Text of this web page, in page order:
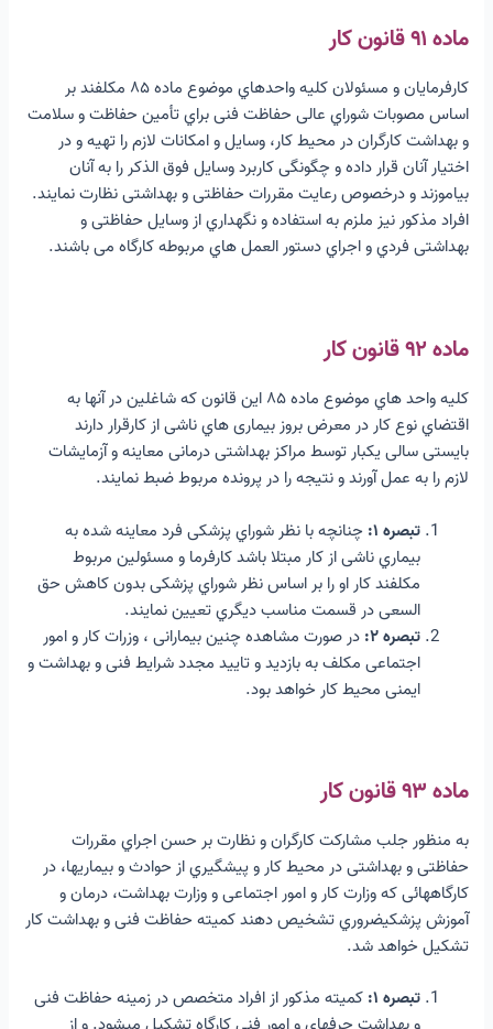
ماده ۹۱ قانون کار
کارفرمایان و مسئولان کلیه واحدهاي موضوع ماده ۸۵ مکلفند بر
اساس مصوبات شوراي عالی حفاظت فنی براي تأمین حفاظت و سلامت
و بهداشت کارگران در محیط کار، وسایل و امکانات لازم را تهیه و در
اختیار آنان قرار داده و چگونگی کاربرد وسایل فوق الذکر را به آنان
بیاموزند و درخصوص رعایت مقررات حفاظتی و بهداشتی نظارت نمایند.
افراد مذکور نیز ملزم به استفاده و نگهداري از وسایل حفاظتی و
بهداشتی فردي و اجراي دستور العمل هاي مربوطه کارگاه می باشند.
ماده ۹۲ قانون کار
کلیه واحد هاي موضوع ماده ۸۵ این قانون که شاغلین در آنها به
اقتضاي نوع کار در معرض بروز بیماری هاي ناشی از کارقرار دارند
بایستی سالی یکبار توسط مراکز بهداشتی درمانی معاینه و آزمایشات
لازم را به عمل آورند و نتیجه را در پرونده مربوط ضبط نمایند.
تبصره ۱:
چنانچه با نظر شوراي پزشکی فرد معاینه شده به
بیماري ناشی از کار مبتلا باشد کارفرما و مسئولین مربوط
مکلفند کار او را بر اساس نظر شوراي پزشکی بدون کاهش حق
السعی در قسمت مناسب دیگري تعیین نمایند.
تبصره ۲:
در صورت مشاهده چنین بیمارانی ، وزرات کار و امور
اجتماعی مکلف به بازدید و تایید مجدد شرایط فنی و بهداشت و
ایمنی محیط کار خواهد بود.
ماده ۹۳ قانون کار
به منظور جلب مشارکت کارگران و نظارت بر حسن اجراي مقررات
حفاظتی و بهداشتی در محیط کار و پیشگیري از حوادث و بیماریها، در
کارگاههائی که وزارت کار و امور اجتماعی و وزارت بهداشت، درمان و
آموزش پزشکیضروري تشخیص دهند کمیته حفاظت فنی و بهداشت کار
تشکیل خواهد شد.
تبصره ۱:
کمیته مذکور از افراد متخصص در زمینه حفاظت فنی